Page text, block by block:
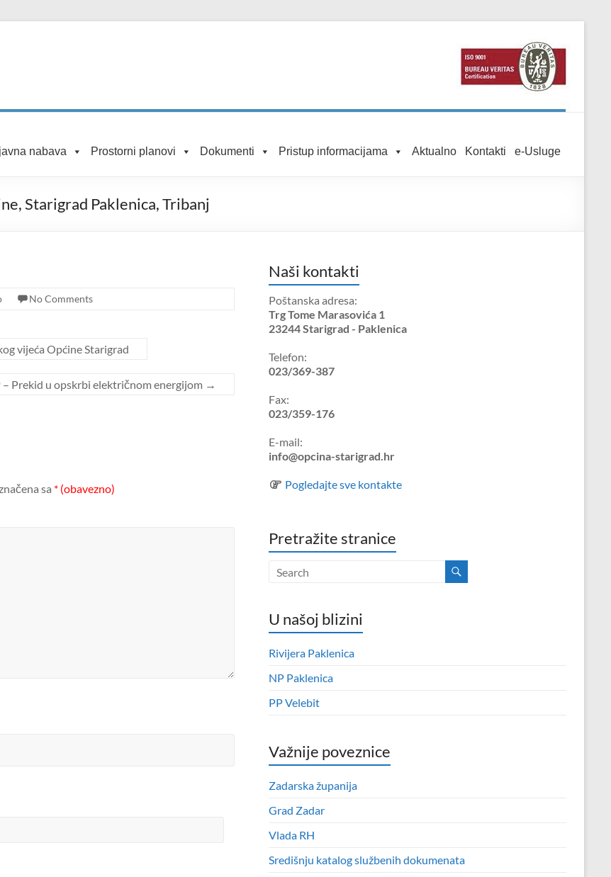
nabava Prostorni planovi Dokumenti Pristup informacijama Aktualno Kontakti e-Usluge
Starigrad Paklenica, Tribanj
No Comments
vijeća Općine Starigrad
Prekid u opskrbi električnom energijom →
sa * (obavezno)
Naši kontakti
Poštanska adresa:
Trg Tome Marasovića 1
23244 Starigrad - Paklenica
Telefon:
023/369-387
Fax:
023/359-176
E-mail:
info@opcina-starigrad.hr
Pogledajte sve kontakte
Pretražite stranice
U našoj blizini
Rivijera Paklenica
NP Paklenica
PP Velebit
Važnije poveznice
Zadarska županija
Grad Zadar
Vlada RH
Središnju katalog službenih dokumenata